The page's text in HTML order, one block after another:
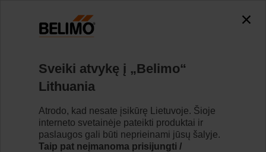
accessing the absolute URL
"https://www.belimo.com/lt/lt_LT/~mgnlArea=cookies~".
Pavaros
ZF8-NMA
Sveiki atvykę į „Belimo“
Lithuania
Atrodo, kad nesate įsikūrę Lietuvoje. Šioje
interneto svetainėje pateikti produktai ir
paslaugos gali būti neprieinami jūsų šalyje.
Taip pat neįmanoma prisijungti /